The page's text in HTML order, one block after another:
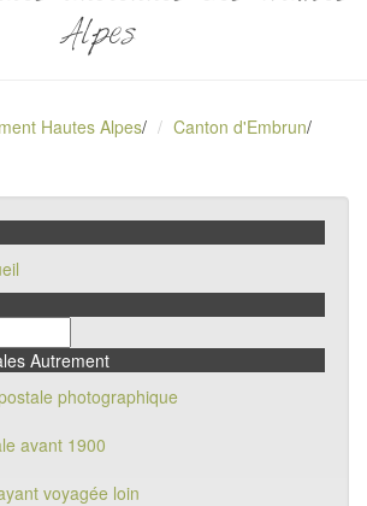
Alpes
Hautes Alpes/ Canton d'Embrun/
Autrement
photographique
avant 1900
voyagée loin